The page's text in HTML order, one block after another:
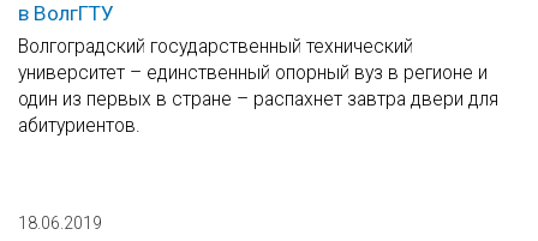
в ВолгГТУ
Волгоградский государственный технический
университет – единственный опорный вуз в регионе и
один из первых в стране – распахнет завтра двери для
абитуриентов.
18.06.2019